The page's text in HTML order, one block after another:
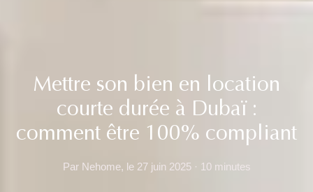
Mettre son bien en location
courte durée à Dubaï :
comment être 100% compliant
Par Nehome, le 27 juin 2025 · 10 minutes